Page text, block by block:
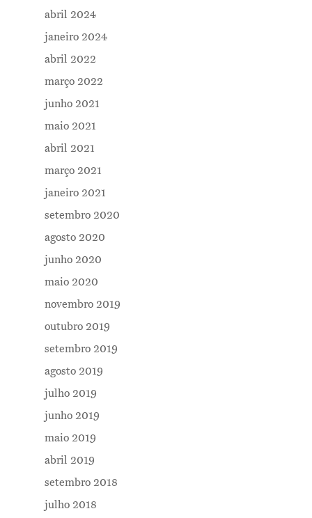
abril 2024
janeiro 2024
abril 2022
março 2022
junho 2021
maio 2021
abril 2021
março 2021
janeiro 2021
setembro 2020
agosto 2020
junho 2020
maio 2020
novembro 2019
outubro 2019
setembro 2019
agosto 2019
julho 2019
junho 2019
maio 2019
abril 2019
setembro 2018
julho 2018